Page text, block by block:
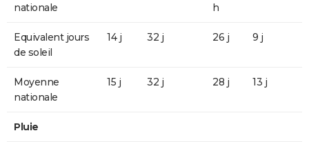
nationale
h
Equivalent jours
de soleil
14 j 32 j 26 j 9 j
Moyenne
nationale
15 j 32 j 28 j 13 j
Pluie